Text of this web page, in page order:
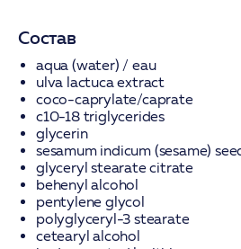
Состав
aqua (water) / eau
ulva lactuca extract
coco-caprylate/caprate
c10-18 triglycerides
glycerin
sesamum indicum (sesame)
glyceryl stearate citrate
behenyl alcohol
pentylene glycol
polyglyceryl-3 stearate
cetearyl alcohol